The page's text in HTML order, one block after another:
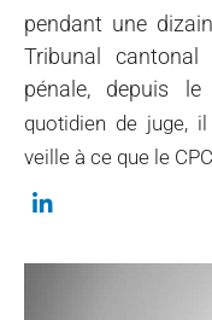
pendant une
Tribunal cantonal
pénale, depuis
quotidien de juge,
veille à ce que le